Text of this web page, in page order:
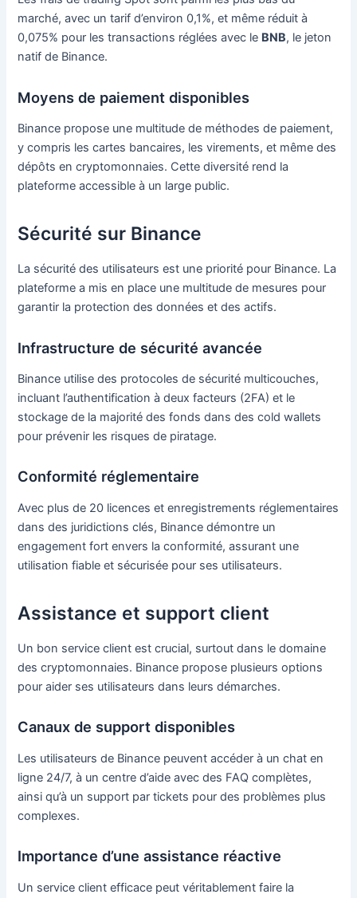
marché, avec un tarif d’environ 0,1%, et même réduit à
0,075% pour les transactions réglées avec le BNB, le jeton
natif de Binance.
Moyens de paiement disponibles
Binance propose une multitude de méthodes de paiement,
y compris les cartes bancaires, les virements, et même des
dépôts en cryptomonnaies. Cette diversité rend la
plateforme accessible à un large public.
Sécurité sur Binance
La sécurité des utilisateurs est une priorité pour Binance. La
plateforme a mis en place une multitude de mesures pour
garantir la protection des données et des actifs.
Infrastructure de sécurité avancée
Binance utilise des protocoles de sécurité multicouches,
incluant l’authentification à deux facteurs (2FA) et le
stockage de la majorité des fonds dans des cold wallets
pour prévenir les risques de piratage.
Conformité réglementaire
Avec plus de 20 licences et enregistrements réglementaires
dans des juridictions clés, Binance démontre un
engagement fort envers la conformité, assurant une
utilisation fiable et sécurisée pour ses utilisateurs.
Assistance et support client
Un bon service client est crucial, surtout dans le domaine
des cryptomonnaies. Binance propose plusieurs options
pour aider ses utilisateurs dans leurs démarches.
Canaux de support disponibles
Les utilisateurs de Binance peuvent accéder à un chat en
ligne 24/7, à un centre d’aide avec des FAQ complètes,
ainsi qu’à un support par tickets pour des problèmes plus
complexes.
Importance d’une assistance réactive
Un service client efficace peut véritablement faire la